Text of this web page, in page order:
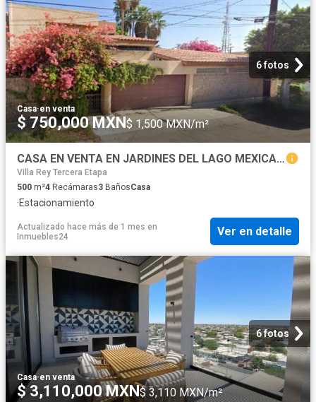
6 fotos
Casa·en venta
$ 750,000 MXN$ 1,500 MXN/m²
CASA EN VENTA EN JARDINES DEL LAGO MEXICALI BAJA CALIFORNIA
Villa Rey Tercera Etapa
500 m²4 Recámaras3 BañosCasa
·Estacionamiento
Actualizado hace más de 1 mes en
Inmuebles24
Ver en detalle
6 fotos
Casa·en venta
$ 3,110,000 MXN$ 3,110 MXN/m²